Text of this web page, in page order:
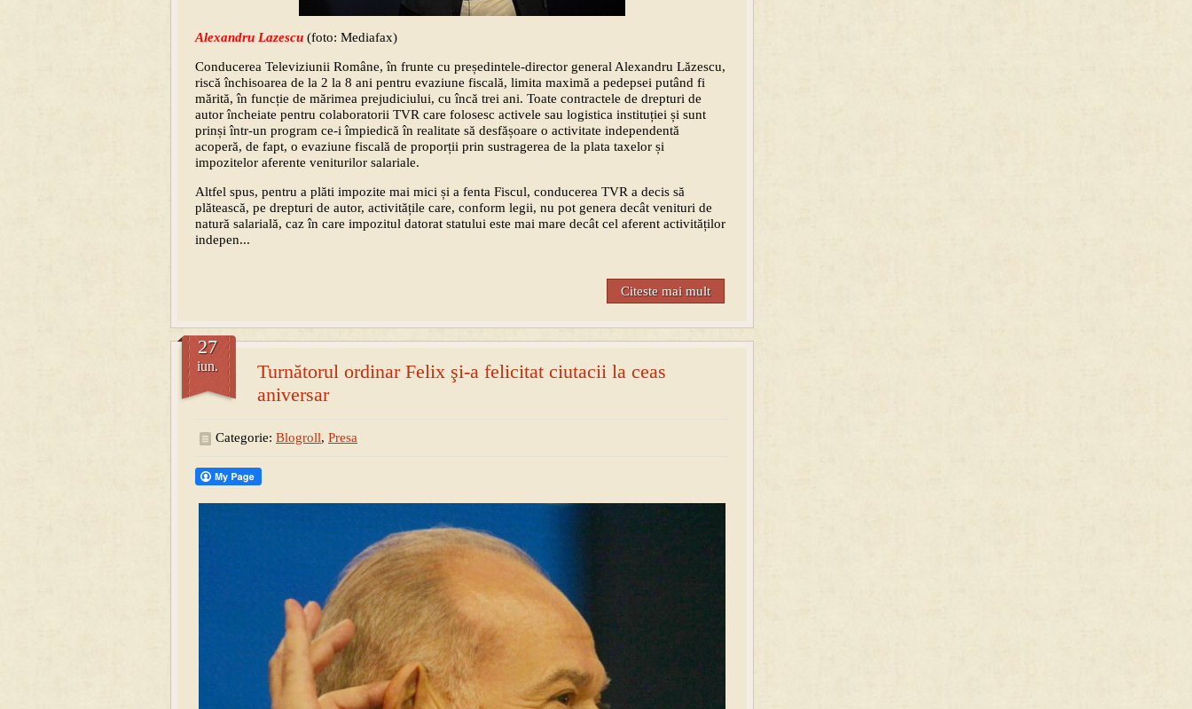
Alexandru Lazescu (foto: Mediafax)
Conducerea Televiziunii Române, în frunte cu președintele-director general Alexandru Lăzescu,
riscă închisoarea de la 2 la 8 ani pentru evaziune fiscală, limita maximă a pedepsei putând fi
mărită, în funcție de mărimea prejudiciului, cu încă trei ani. Toate contractele de drepturi de
autor încheiate pentru colaboratorii TVR care folosesc activele sau logistica instituției și sunt
prinși într-un program ce-i împiedică în realitate să desfășoare o activitate independentă
acoperă, de fapt, o evaziune fiscală de proporții prin sustragerea de la plata taxelor și
impozitelor aferente veniturilor salariale.
Altfel spus, pentru a plăti impozite mai mici și a fenta Fiscul, conducerea TVR a decis să
plătească, pe drepturi de autor, activitățile care, conform legii, nu pot genera decât venituri de
natură salarială, caz în care impozitul datorat statului este mai mare decât cel aferent activităților
indepen...
Citeste mai mult
Turnătorul ordinar Felix şi-a felicitat ciutacii la ceas
aniversar
27
iun.
Categorie: Blogroll, Presa